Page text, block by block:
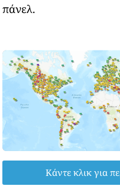
πάνελ.
Κάντε κλικ για